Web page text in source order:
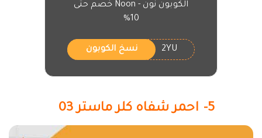
الكوبون نون - Noon خصم حتى
10%
2YU نسخ الكوبون
5- احمر شفاه كلر ماستر 03